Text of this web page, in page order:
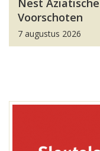
Nest
Voorschoten
7 augustus 2026